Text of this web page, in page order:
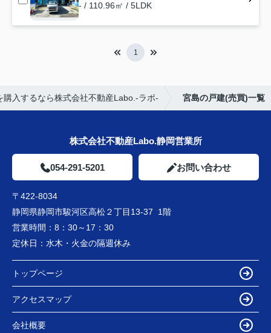
- / 110.96㎡ / 5LDK
1
購入するなら株式会社不動産Labo.-ラボ- 宮島の戸建(売買)一覧
株式会社不動産Labo.静岡営業所
054-291-5201 お問い合わせ
〒422-8034
静岡県静岡市駿河区高松２丁目13-37 1階
営業時間： 8：30～17：30
定休日： 水木・火金の隔週休み
トップページ
アクセスマップ
会社概要